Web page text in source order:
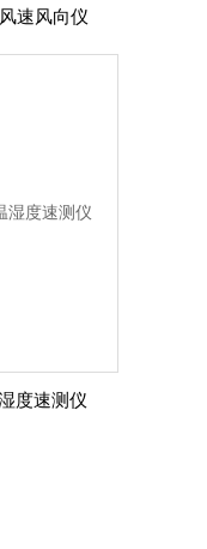
速风向仪
度速测仪